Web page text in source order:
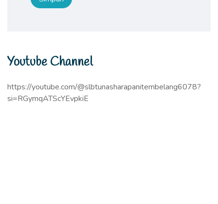
Youtube Channel
https://youtube.com/@slbtunasharapanitembelang6078?
si=RGymqATScYEvpkiE